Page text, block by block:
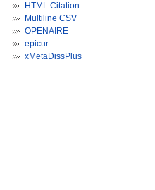
HTML Citation
Multiline CSV
OPENAIRE
epicur
xMetaDissPlus